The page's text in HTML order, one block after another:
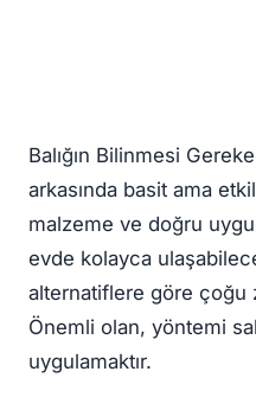
Balığın Bilinmesi
arkasında basit ama
malzeme ve doğru
evde kolayca
alternatiflere göre çoğu
Önemli olan, yöntemi
uygulamaktır.